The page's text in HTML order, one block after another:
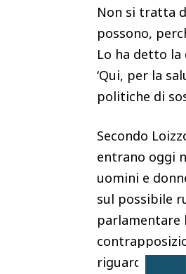
Non si tratta
possono,
Lo ha detto la
‘Qui, per la
politiche di
Secondo
entrano oggi
uomini e
sul possibile
parlamentare
riguarda la